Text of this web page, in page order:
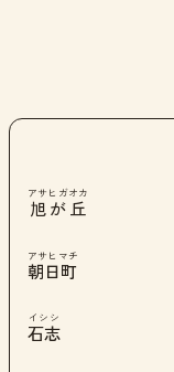
旭が丘
アサヒガオカ
朝日町
アサヒマチ
石志
イシシ